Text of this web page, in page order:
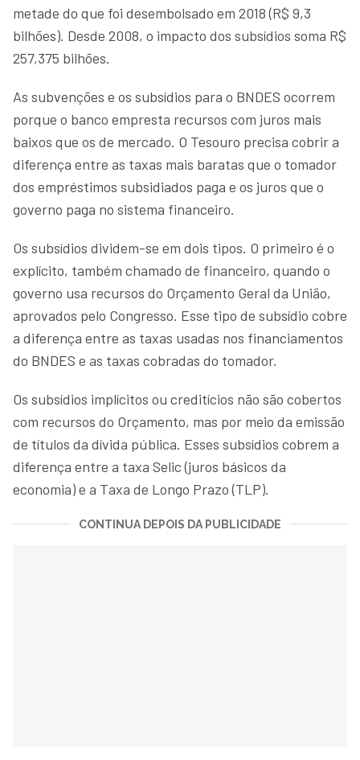
metade do que foi desembolsado em 2018 (R$ 9,3
bilhões). Desde 2008, o impacto dos subsídios soma R$
257,375 bilhões.
As subvenções e os subsídios para o BNDES ocorrem
porque o banco empresta recursos com juros mais
baixos que os de mercado. O Tesouro precisa cobrir a
diferença entre as taxas mais baratas que o tomador
dos empréstimos subsidiados paga e os juros que o
governo paga no sistema financeiro.
Os subsídios dividem-se em dois tipos. O primeiro é o
explícito, também chamado de financeiro, quando o
governo usa recursos do Orçamento Geral da União,
aprovados pelo Congresso. Esse tipo de subsídio cobre
a diferença entre as taxas usadas nos financiamentos
do BNDES e as taxas cobradas do tomador.
Os subsídios implícitos ou creditícios não são cobertos
com recursos do Orçamento, mas por meio da emissão
de títulos da dívida pública. Esses subsídios cobrem a
diferença entre a taxa Selic (juros básicos da
economia) e a Taxa de Longo Prazo (TLP).
CONTINUA DEPOIS DA PUBLICIDADE